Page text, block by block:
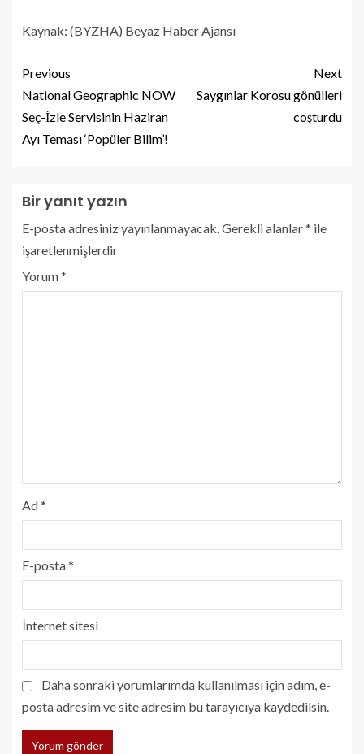
Kaynak: (BYZHA) Beyaz Haber Ajansı
Previous
National Geographic NOW
Seç-İzle Servisinin Haziran
Ayı Teması ‘Popüler Bilim’!
Next
Saygınlar Korosu gönülleri
coşturdu
Bir yanıt yazın
E-posta adresiniz yayınlanmayacak. Gerekli alanlar* ile
işaretlenmişlerdir
Yorum*
Ad*
E-posta*
İnternet sitesi
Daha sonraki yorumlarımda kullanılması için adım, e-
posta adresim ve site adresim bu tarayıcıya kaydedilsin.